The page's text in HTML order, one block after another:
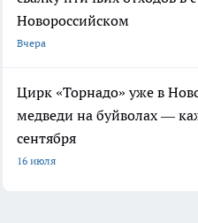
Новороссийском
Вчера
Цирк «Торнадо» уже в
медведи на буйволах —
сентября
16 июля